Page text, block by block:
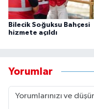
Bilecik Soğuksu Bahçesi
hizmete açıldı
Yorumlar